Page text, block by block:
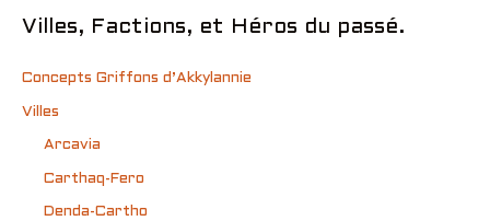
Villes, Factions, et Héros du passé.
Concepts Griffons d’Akkylannie
Villes
Arcavia
Carthaq-Fero
Denda-Cartho